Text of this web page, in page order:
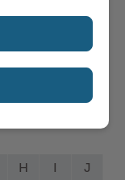
H I J